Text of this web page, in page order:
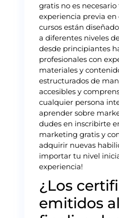
gratis no es
experiencia previa en
cursos están
a diferentes niveles
desde principiantes
profesionales con
materiales y
estructurados de
accesibles y
cualquier persona
aprender sobre
dudes en inscribirte
marketing gratis y
adquirir nuevas
importar tu nivel
experiencia!
¿Los
emitidos al